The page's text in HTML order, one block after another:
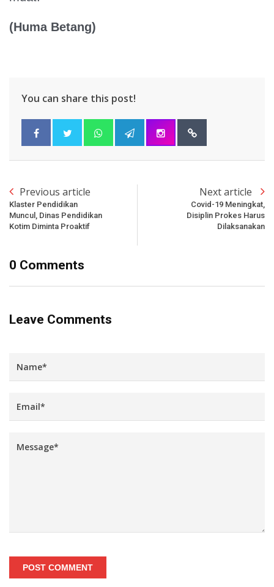
(Huma Betang)
You can share this post!
Previous article
Klaster Pendidikan
Muncul, Dinas Pendidikan
Kotim Diminta Proaktif
Next article
Covid-19 Meningkat,
Disiplin Prokes Harus
Dilaksanakan
0 Comments
Leave Comments
POST COMMENT